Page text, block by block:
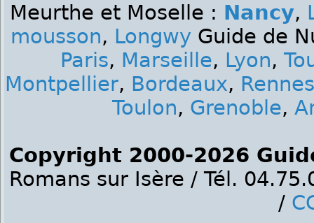
Meurthe et Moselle : Nancy,
mousson, Longwy Guide de
Paris, Marseille, Lyon,
Montpellier, Bordeaux, Rennes
Toulon, Grenoble,
Copyright 2000-2026
Romans sur Isère / Tél.
/